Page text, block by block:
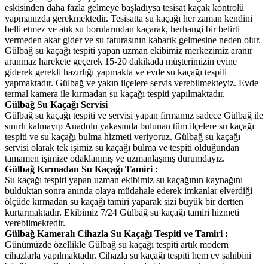
eskisinden daha fazla gelmeye başladıysa tesisat kaçak kontrolü
yapmanızda gerekmektedir. Tesisatta su kaçağı her zaman kendini
belli etmez ve atık su borularından kaçarak, herhangi bir belirti
vermeden akar gider ve su faturasının kabarık gelmesine neden olur.
Gülbağ su kaçağı tespiti yapan uzman ekibimiz merkezimiz aranır
aranmaz harekete geçerek 15-20 dakikada müşterimizin evine
giderek gerekli hazırlığı yapmakta ve evde su kaçağı tespiti
yapmaktadır. Gülbağ ve yakın ilçelere servis verebilmekteyiz. Evde
termal kamera ile kırmadan su kaçağı tespiti yapılmaktadır.
Gülbağ Su Kaçağı Servisi
Gülbağ su kaçağı tespiti ve servisi yapan firmamız sadece Gülbağ ile
sınırlı kalmayıp Anadolu yakasında bulunan tüm ilçelere su kaçağı
tespiti ve su kaçağı bulma hizmeti veriyoruz. Gülbağ su kaçağı
servisi olarak tek işimiz su kaçağı bulma ve tespiti olduğundan
tamamen işimize odaklanmış ve uzmanlaşmış durumdayız.
Gülbağ Kırmadan Su Kaçağı Tamiri :
Su kaçağı tespiti yapan uzman ekibimiz su kaçağının kaynağını
bulduktan sonra anında olaya müdahale ederek imkanlar elverdiği
ölçüde kırmadan su kaçağı tamiri yaparak sizi büyük bir dertten
kurtarmaktadır. Ekibimiz 7/24 Gülbağ su kaçağı tamiri hizmeti
verebilmektedir.
Gülbağ Kameralı Cihazla Su Kaçağı Tespiti ve Tamiri :
Günümüzde özellikle Gülbağ su kaçağı tespiti artık modern
cihazlarla yapılmaktadır. Cihazla su kaçağı tespiti hem ev sahibini